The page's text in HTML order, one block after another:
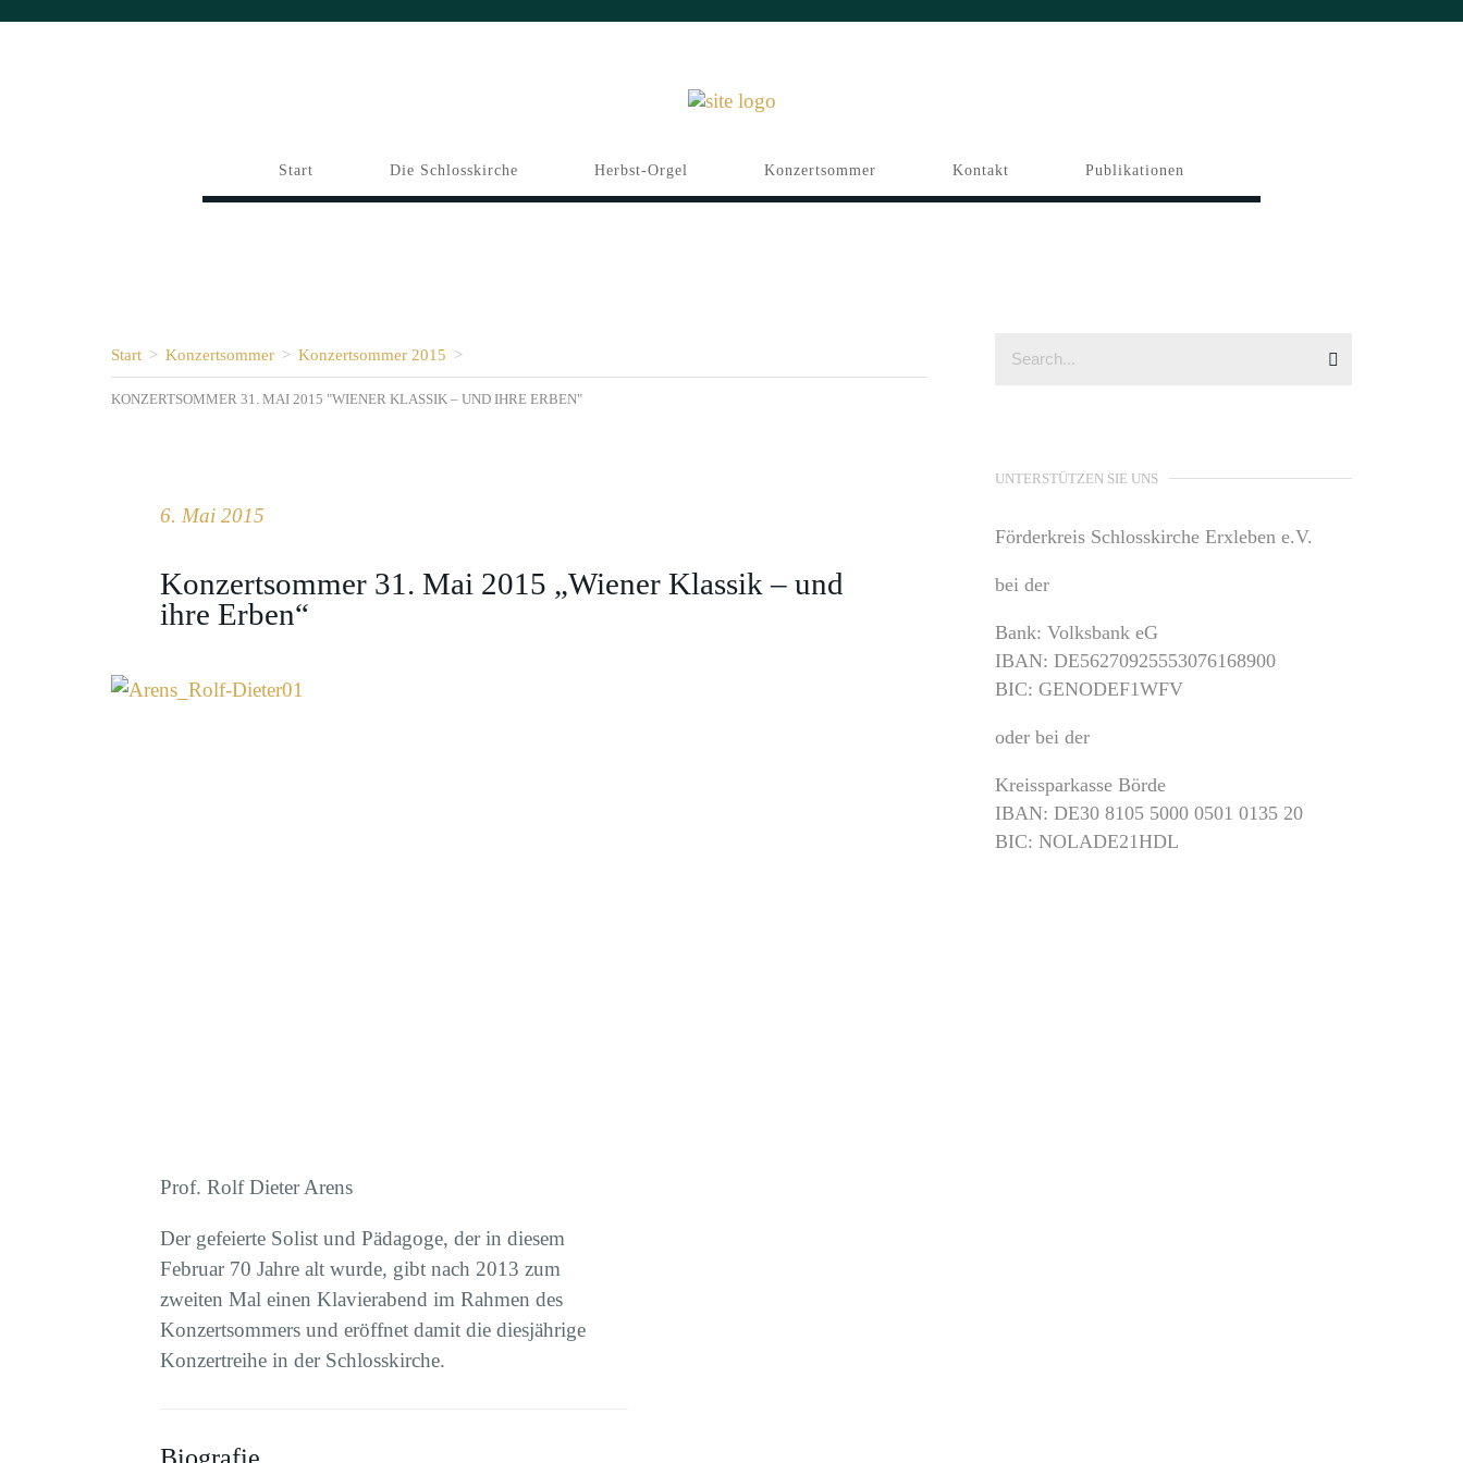
Start Die Schlosskirche Herbst-Orgel Konzertsommer Kontakt Publikationen
Start > Konzertsommer > Konzertsommer 2015 >
KONZERTSOMMER 31. MAI 2015 "WIENER KLASSIK – UND IHRE ERBEN"
6. Mai 2015
Konzertsommer 31. Mai 2015 „Wiener Klassik – und
ihre Erben“
Prof. Rolf Dieter Arens
Der gefeierte Solist und Pädagoge, der in diesem
Februar 70 Jahre alt wurde, gibt nach 2013 zum
zweiten Mal einen Klavierabend im Rahmen des
Konzertsommers und eröffnet damit die diesjährige
Konzertreihe in der Schlosskirche.
Biografie
UNTERSTÜTZEN SIE UNS
Förderkreis Schlosskirche Erxleben e.V.
bei der
Bank: Volksbank eG
IBAN: DE56270925553076168900
BIC: GENODEF1WFV
oder bei der
Kreissparkasse Börde
IBAN: DE30 8105 5000 0501 0135 20
BIC: NOLADE21HDL